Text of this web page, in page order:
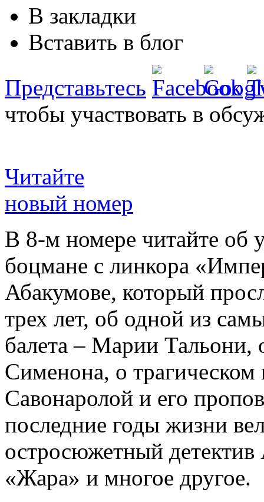
В закладки
Вставить в блог
Представьтесь
чтобы участвовать в
Читайте
новый номер
В 8-м номере читайте об
боцмане с линкора
Абакумове, который
трех лет, об одной из
балета – Марии
Сименона, о трагическом
Савонаролой и его
последние годы жизни
остросюжетный детектив
«Жара» и многое другое.